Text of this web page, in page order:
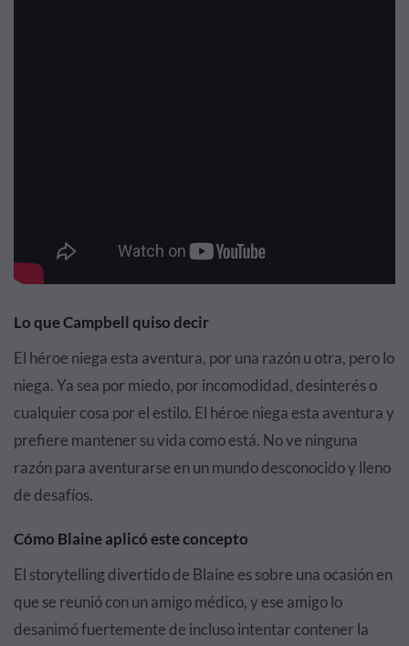
Lo que Campbell quiso decir
El héroe niega esta aventura, por una razón u otra, pero lo
niega. Ya sea por miedo, por incomodidad, desinterés o
cualquier cosa por el estilo. El héroe niega esta aventura y
prefiere mantener su vida como está. No ve ninguna
razón para aventurarse en un mundo desconocido y lleno
de desafíos.
Cómo Blaine aplicó este concepto
El storytelling divertido de Blaine es sobre una ocasión en
que se reunió con un amigo médico, y ese amigo lo
desanimó fuertemente de incluso intentar contener la